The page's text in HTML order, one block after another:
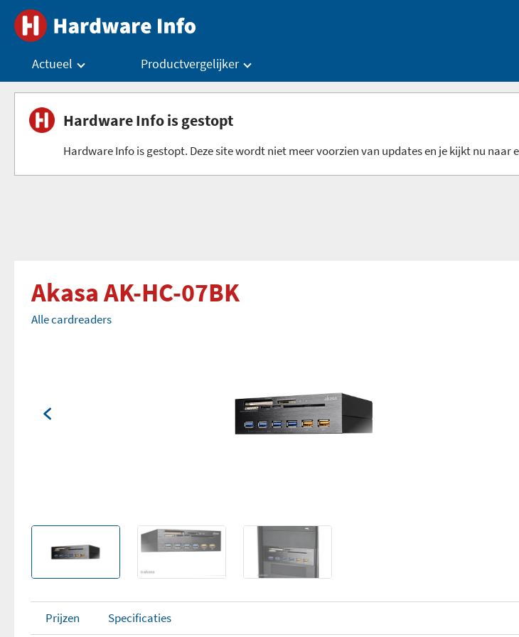
Actueel Productvergelijker
Hardware Info is gestopt
Hardware Info is gestopt. Deze site wordt niet meer voorzien van updates en je kijkt nu naar
Akasa AK-HC-07BK
Alle cardreaders
Prijzen Specificaties